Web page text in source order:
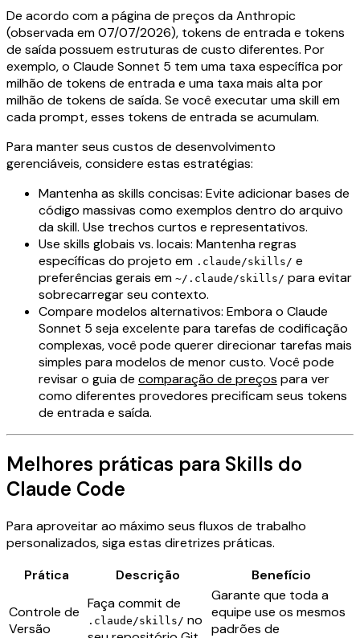
De acordo com a página de preços da Anthropic
(observada em 07/07/2026), tokens de entrada e tokens
de saída possuem estruturas de custo diferentes. Por
exemplo, o Claude Sonnet 5 tem uma taxa específica por
milhão de tokens de entrada e uma taxa mais alta por
milhão de tokens de saída. Se você executar uma skill em
cada prompt, esses tokens de entrada se acumulam.
Para manter seus custos de desenvolvimento
gerenciáveis, considere estas estratégias:
Mantenha as skills concisas: Evite adicionar bases de
código massivas como exemplos dentro do arquivo
da skill. Use trechos curtos e representativos.
Use skills globais vs. locais: Mantenha regras
específicas do projeto em .claude/skills/ e
preferências gerais em ~/.claude/skills/ para evitar
sobrecarregar seu contexto.
Compare modelos alternativos: Embora o Claude
Sonnet 5 seja excelente para tarefas de codificação
complexas, você pode querer direcionar tarefas mais
simples para modelos de menor custo. Você pode
revisar o guia de comparação de preços para ver
como diferentes provedores precificam seus tokens
de entrada e saída.
Melhores práticas para Skills do
Claude Code
Para aproveitar ao máximo seus fluxos de trabalho
personalizados, siga estas diretrizes práticas.
Prática
Descrição Benefício
Controle de
Versão
Faça commit de
.claude/skills/ no
Garante que toda a
equipe use os mesmos
padrões de